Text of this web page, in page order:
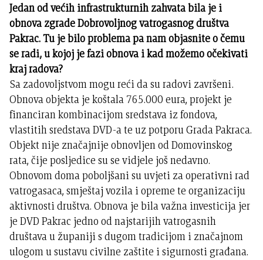
Jedan od većih infrastrukturnih zahvata bila je i
obnova zgrade Dobrovoljnog vatrogasnog društva
Pakrac. Tu je bilo problema pa nam objasnite o čemu
se radi, u kojoj je fazi obnova i kad možemo očekivati
kraj radova?
Sa zadovoljstvom mogu reći da su radovi završeni.
Obnova objekta je koštala 765.000 eura, projekt je
financiran kombinacijom sredstava iz fondova,
vlastitih sredstava DVD-a te uz potporu Grada Pakraca.
Objekt nije značajnije obnovljen od Domovinskog
rata, čije posljedice su se vidjele još nedavno.
Obnovom doma poboljšani su uvjeti za operativni rad
vatrogasaca, smještaj vozila i opreme te organizaciju
aktivnosti društva. Obnova je bila važna investicija jer
je DVD Pakrac jedno od najstarijih vatrogasnih
društava u županiji s dugom tradicijom i značajnom
ulogom u sustavu civilne zaštite i sigurnosti građana.